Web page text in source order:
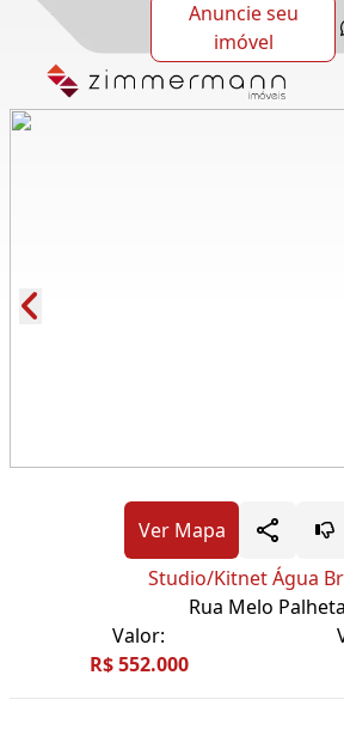
Anuncie seu
imóvel
Ver Mapa
Studio/Kitnet Água
Rua Melo Palheta
Valor:
R$ 552.000